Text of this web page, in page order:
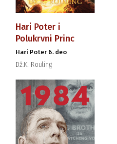
Hari Poter i
Polukrvni Princ
Hari Poter 6. deo
Dž.K. Rouling